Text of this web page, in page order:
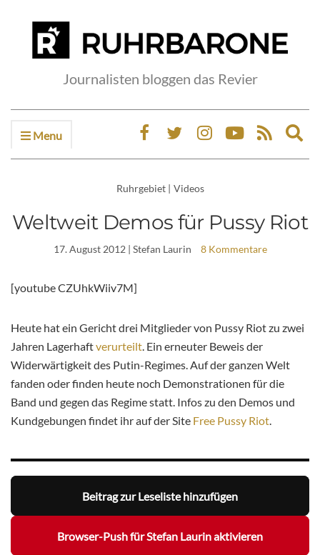
Journalisten bloggen das Revier
Menu
Ruhrgebiet | Videos
Weltweit Demos für Pussy Riot
17. August 2012| Stefan Laurin 8 Kommentare
[youtube CZUhkWiiv7M]
Heute hat ein Gericht drei Mitglieder von Pussy Riot zu zwei
Jahren Lagerhaftverurteilt. Ein erneuter Beweis der
Widerwärtigkeit des Putin-Regimes. Auf der ganzen Welt
fanden oder finden heute noch Demonstrationen für die
Band und gegen das Regime statt. Infos zu den Demos und
Kundgebungen findet ihr auf der Site Free Pussy Riot.
Beitrag zur Leseliste hinzufügen
Browser-Push für Stefan Laurin aktivieren